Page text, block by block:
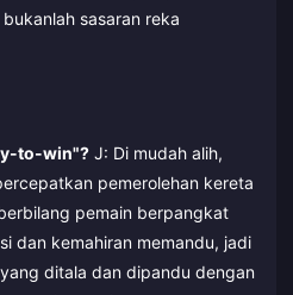
sasaran reka
to-win"? J: Di mudah alih,
pemerolehan kereta
pemain berpangkat
dan kemahiran memandu, jadi
ditala dan dipandu dengan